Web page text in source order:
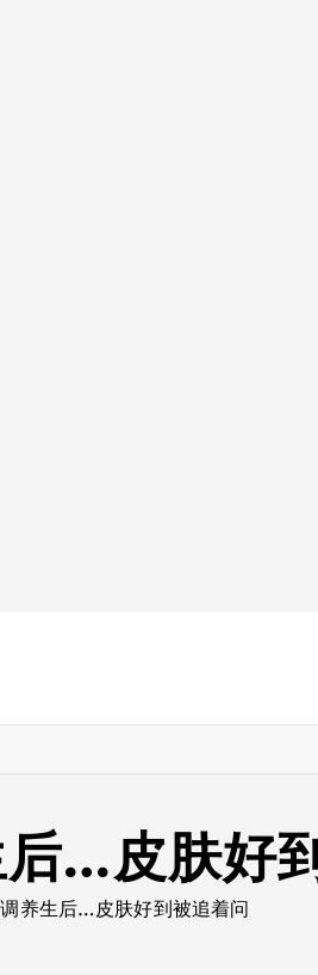
…皮肤好
养生后…皮肤好到被追着问